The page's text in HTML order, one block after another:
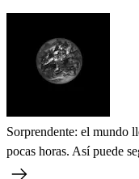
Sorprendente: el mundo
pocas horas. Así puede